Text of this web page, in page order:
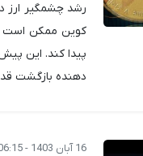
کوین ممکن است
پیدا کند. این
دهنده بازگشت
16 آبان 1403 - 06:15